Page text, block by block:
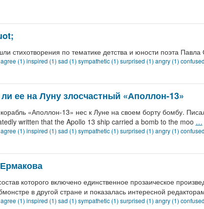
стихотворения по тематике детства и юности поэта
agree (1) inspired (1) sad (1) sympathetic (1) surprised (1) angry (1)
ее на Луну злосчастный «Аполлон-13»
«Аполлон-13» нес к Луне на своем борту бомбу.
written that the Apollo 13 ship carried a bomb to the moo …
agree (1) inspired (1) sad (1) sympathetic (1) surprised (1) angry (1)
которого включено единственное прозаическое
в другой стране и показалась интересной
agree (1) inspired (1) sad (1) sympathetic (1) surprised (1) angry (1)